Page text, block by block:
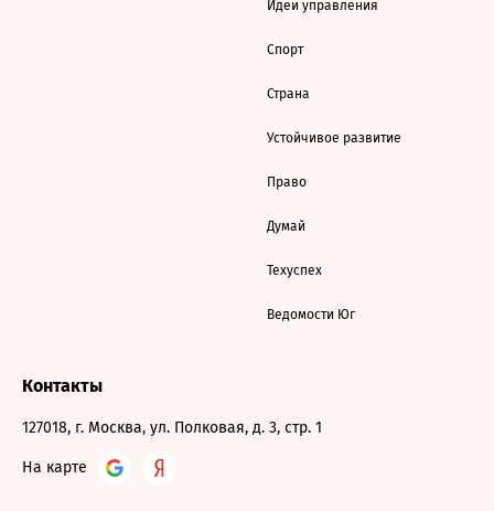
Идеи управления
Спорт
Страна
Устойчивое развитие
Право
Думай
Техуспех
Ведомости Юг
Контакты
127018, г. Москва, ул. Полковая, д. 3, стр. 1
На карте